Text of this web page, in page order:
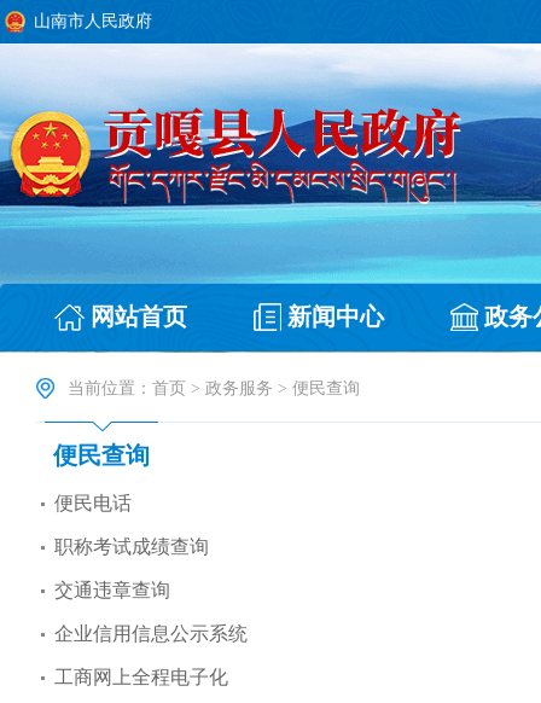
山南市人民政府
网站首页 新闻中心 政务
当前位置： 首页 > 政务服务 > 便民查询
便民查询
便民电话
职称考试成绩查询
交通违章查询
企业信用信息公示系统
工商网上全程电子化